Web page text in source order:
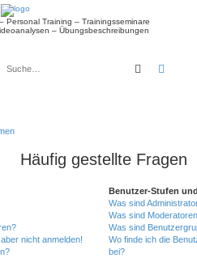
Personal Training – Trainingsseminare
– Übungsbeschreibungen
Suche
Häufig gestellte Fragen
nicht anmelden!
Benutzer-Stufen
Was sind
Was sind
Was sind
Wo finde ich die
bei?